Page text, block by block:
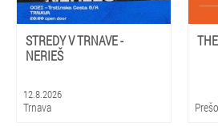
STREDY V TRNAVE -
NERIEŠ
12.8.2026
Trnava